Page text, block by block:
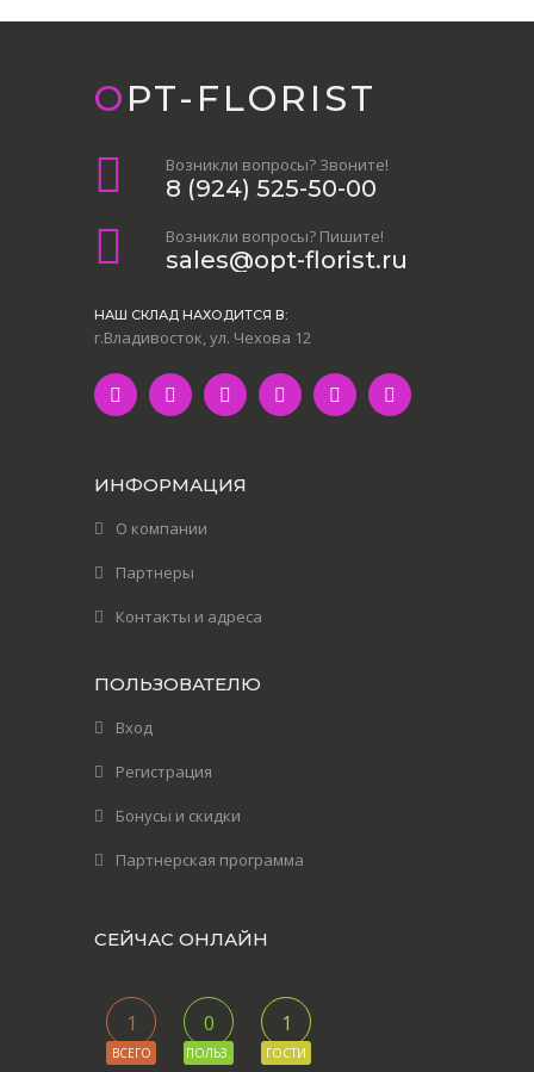
OPT-FLORIST
Возникли вопросы? Звоните!
8 (924) 525-50-00
Возникли вопросы? Пишите!
sales@opt-florist.ru
НАШ СКЛАД НАХОДИТСЯ В:
г.Владивосток, ул. Чехова 12
ИНФОРМАЦИЯ
О компании
Партнеры
Контакты и адреса
ПОЛЬЗОВАТЕЛЮ
Вход
Регистрация
Бонусы и скидки
Партнерская программа
СЕЙЧАС ОНЛАЙН
1
ВСЕГО
0
ПОЛЬЗ.
1
ГОСТИ